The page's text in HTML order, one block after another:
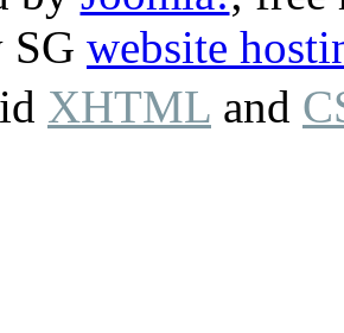
SG website
XHTML and